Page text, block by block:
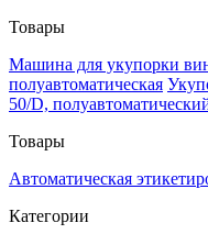
Товары
Машина для укупорки
полуавтоматическая
50/D,
Товары
Автоматическая
Категории